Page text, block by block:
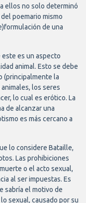
ellos no solo determinó
poemario mismo
de una
es un aspecto
animal. Esto se debe
(principalmente la
los seres
lo cual es erótico. La
de alcanzar una
es más cercano a
lo considere Bataille,
Las prohibiciones
o el acto sexual,
al ser impuestas. Es
sabría el motivo de
sexual, causado por su